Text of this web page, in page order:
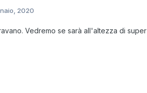
2020
Vedremo se sarà all'altezza di super